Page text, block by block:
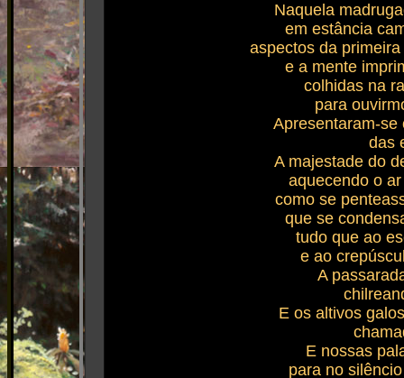
Naquela
em estância
aspectos da
e a mente
colhidas na
para
Apresentaram-se
das
A majestade do
aquecendo o
como se
que se
tudo que ao
e ao
A
E os altivos
E nossas
para no